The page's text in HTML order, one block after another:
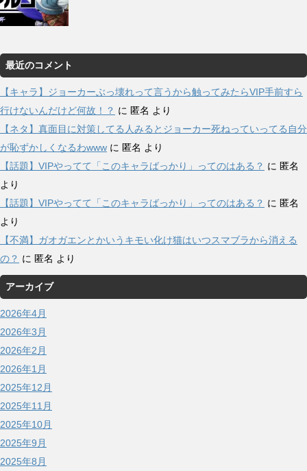
最近のコメント
【キャラ】ジョーカーぶっ壊れって言うから触ってみたらVIP手前すら
行けないんだけど何故！？ に 匿名 より
【ネタ】真面目に対策してる人みるとジョーカー死ねっていってる自分
が恥ずかしくなるわwww に 匿名 より
【話題】VIPやってて「このキャラばっかり」ってのはある？ に 匿名
より
【話題】VIPやってて「このキャラばっかり」ってのはある？ に 匿名
より
【不満】ガオガエンとかいうキモい化け猫はいつスマブラから消える
の？ に 匿名 より
アーカイブ
2026年4月
2026年3月
2026年2月
2026年1月
2025年12月
2025年11月
2025年10月
2025年9月
2025年8月